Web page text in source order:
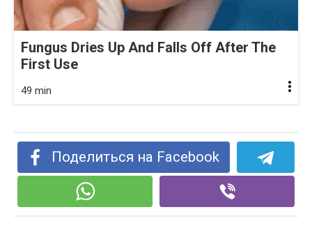
Fungus Dries Up And Falls Off After The
First Use
49 min
Поделиться на Facebook